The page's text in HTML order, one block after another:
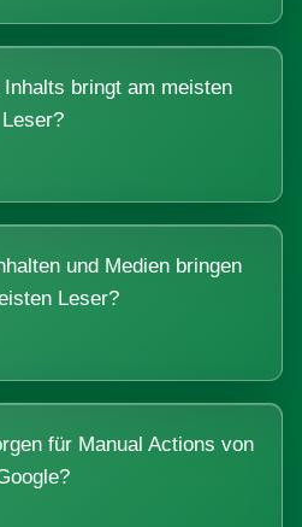
bringt am meisten
Leser?
und Medien bringen
Leser?
für Manual Actions von